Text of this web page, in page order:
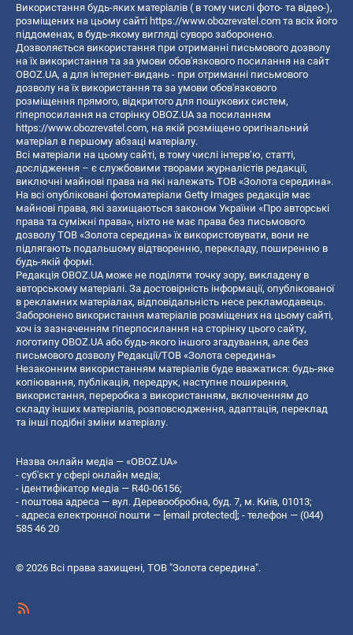
Використання будь-яких матеріалів ( в тому числі фото- та відео-),
розміщених на цьому сайті https://www.obozrevatel.com та всіх його
піддоменах, в будь-якому вигляді суворо заборонено.
Дозволяється використання при отриманні письмового дозволу
на їх використання та за умови обов'язкового посилання на сайт
OBOZ.UA, а для інтернет-видань - при отриманні письмового
дозволу на їх використання та за умови обов'язкового
розміщення прямого, відкритого для пошукових систем,
гіперпосилання на сторінку OBOZ.UA за посиланням
https://www.obozrevatel.com, на якій розміщено оригінальний
матеріал в першому абзаці матеріалу.
Всі матеріали на цьому сайті, в тому числі інтерв’ю, статті,
дослідження – є службовими творами журналістів редакції,
виключні майнові права на які належать ТОВ «Золота середина».
На всі опубліковані фотоматеріали Getty Images редакція має
майнові права, які захищаються законом України «Про авторські
права та суміжні права», ніхто не має права без письмового
дозволу ТОВ «Золота середина» їх використовувати, вони не
підлягають подальшому відтворенню, перекладу, поширенню в
будь-якій формі.
Редакція OBOZ.UA може не поділяти точку зору, викладену в
авторському матеріалі. За достовірність інформації, опублікованої
в рекламних матеріалах, відповідальність несе рекламодавець.
Заборонено використання матеріалів розміщених на цьому сайті,
хоч із зазначенням гіперпосилання на сторінку цього сайту,
логотипу OBOZ.UA або будь-якого іншого згадування, але без
письмового дозволу Редакції/ТОВ «Золота середина»
Незаконним використанням матеріалів буде вважатися: будь-яке
копiювання, публiкацiя, передрук, наступне поширення,
використання, переробка з використанням, включенням до
складу інших матеріалів, розповсюдження, адаптація, переклад
та інші подібні зміни матеріалу.
Назва онлайн медіа — «OBOZ.UA»
- суб'єкт у сфері онлайн медіа;
- ідентифікатор медіа — R40-06156;
- поштова адреса — вул. Деревообробна, буд. 7, м. Київ, 01013;
- адреса електронної пошти — [email protected]; - телефон — (044)
585 46 20
© 2026 Всі права захищені, ТОВ "Золота середина".